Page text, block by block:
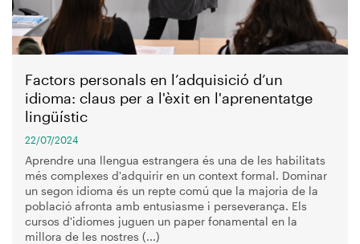
Factors personals en l’adquisició d’un
idioma: claus per a l'èxit en l'aprenentatge
lingüístic
22/07/2024
Aprendre una llengua estrangera és una de les habilitats
més complexes d'adquirir en un context formal. Dominar
un segon idioma és un repte comú que la majoria de la
població afronta amb entusiasme i perseverança. Els
cursos d'idiomes juguen un paper fonamental en la
millora de les nostres (...)